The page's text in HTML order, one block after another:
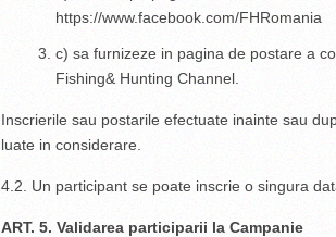
https://www.facebook.com/FHRomania
c) sa furnizeze in pagina de postare a
Fishing& Hunting Channel.
Inscrierile sau postarile efectuate inainte sau
luate in considerare.
4.2. Un participant se poate inscrie o singura
ART. 5. Validarea participarii la Campanie